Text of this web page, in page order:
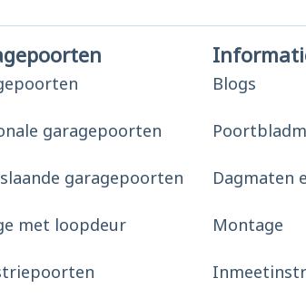
garagepoorten
garagepoorten
met loopdeur
Blogs
Dagmaten
Montage